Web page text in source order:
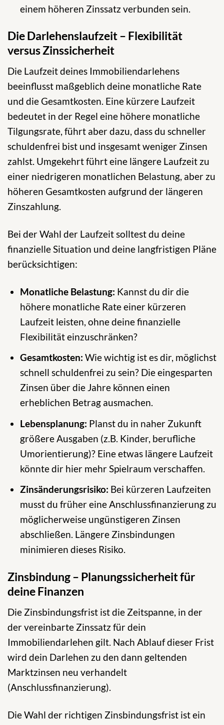
einem höheren Zinssatz verbunden sein.
Die Darlehenslaufzeit – Flexibilität
versus Zinssicherheit
Die Laufzeit deines Immobiliendarlehens
beeinflusst maßgeblich deine monatliche Rate
und die Gesamtkosten. Eine kürzere Laufzeit
bedeutet in der Regel eine höhere monatliche
Tilgungsrate, führt aber dazu, dass du schneller
schuldenfrei bist und insgesamt weniger Zinsen
zahlst. Umgekehrt führt eine längere Laufzeit zu
einer niedrigeren monatlichen Belastung, aber zu
höheren Gesamtkosten aufgrund der längeren
Zinszahlung.
Bei der Wahl der Laufzeit solltest du deine
finanzielle Situation und deine langfristigen Pläne
berücksichtigen:
Monatliche Belastung: Kannst du dir die
höhere monatliche Rate einer kürzeren
Laufzeit leisten, ohne deine finanzielle
Flexibilität einzuschränken?
Gesamtkosten: Wie wichtig ist es dir, möglichst
schnell schuldenfrei zu sein? Die eingesparten
Zinsen über die Jahre können einen
erheblichen Betrag ausmachen.
Lebensplanung: Planst du in naher Zukunft
größere Ausgaben (z.B. Kinder, berufliche
Umorientierung)? Eine etwas längere Laufzeit
könnte dir hier mehr Spielraum verschaffen.
Zinsänderungsrisiko: Bei kürzeren Laufzeiten
musst du früher eine Anschlussfinanzierung zu
möglicherweise ungünstigeren Zinsen
abschließen. Längere Zinsbindungen
minimieren dieses Risiko.
Zinsbindung – Planungssicherheit für
deine Finanzen
Die Zinsbindungsfrist ist die Zeitspanne, in der
der vereinbarte Zinssatz für dein
Immobiliendarlehen gilt. Nach Ablauf dieser Frist
wird dein Darlehen zu den dann geltenden
Marktzinsen neu verhandelt
(Anschlussfinanzierung).
Die Wahl der richtigen Zinsbindungsfrist ist ein